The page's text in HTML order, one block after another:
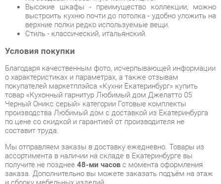
Условия покупки
Благодаря качественным фото, исчерпывающей информации
о характеристиках и параметрах, а также отзывам
товар «Кухонный гарнитур Любимый дом Джелатто 05
производства Любимый дом с доставкой из Екатеринбурга
по цене со скидкой и гарантией от производителя не
составит труда.
Мы отправляем заказы в доставку ежедневно. Товары из
ассортимента в наличии на складе в Екатеринбурге вы
получите не позднее48-ми часовс момента оформления
заказа. Дополнительно вы можете заказать подъём на этаж
Срок доставки в другие регионы, и для товаров, находящихся
на складах производителей, рассчитывается индивидуально.
Уточнить наличие, срок и стоимость доставки вы можете
через формуобратной связи.